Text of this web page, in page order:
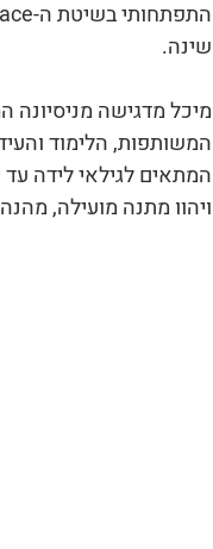
שינה.
מיכל מדגישה
המשותפות, הלימוד
המתאים לגילאי לידה
ויהוו מתנה מועילה,